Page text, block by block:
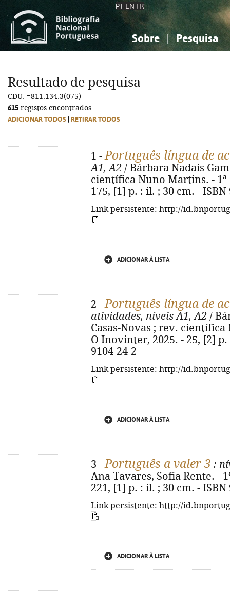
PT EN FR
Sobre Pesquisa
Ciências sociais...
Ciências sociais...
Resultado de pesquisa
CDU: =811.134.3(075)
615 registos encontrados
ADICIONAR TODOS RETIRAR TODOS
1 -Português língua de
A1, A2 / Bárbara Nadais
científica Nuno Martins. -
175, [1] p. : il. ; 30 cm. - ISBN
Link persistente: http://
ADICIONAR À LISTA
2 -Português língua de
atividades, níveis A1, A2 /
Casas-Novas ; rev.
O Inovinter, 2025. - 25, [2] p.
9104-24-2
Link persistente: http://
ADICIONAR À LISTA
3 -Português a valer 3 :
Ana Tavares, Sofia Rente. -
221, [1] p. : il. ; 30 cm. - ISBN
Link persistente: http://
ADICIONAR À LISTA